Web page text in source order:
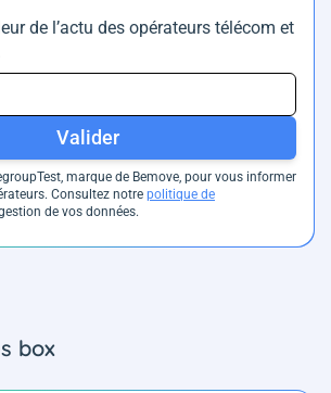
de l’actu des opérateurs télécom et
Valider
marque de Bemove, pour vous informer
Consultez notre politique de
de vos données.
box